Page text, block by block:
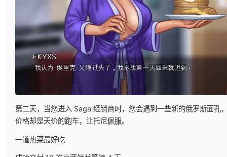
第二天，当您进入 Saga 经销商时，您会遇到一些新的俄罗斯面孔
价格却是天价的跑车，让托尼佩服。
一道热菜最好吃